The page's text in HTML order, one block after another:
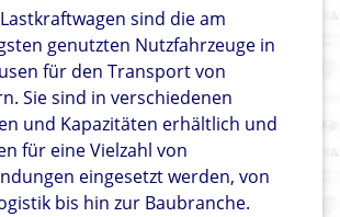
Lastkraftwagen sind die am
genutzten Nutzfahrzeuge in
für den Transport von
Sie sind in verschiedenen
und Kapazitäten erhältlich und
für eine Vielzahl von
eingesetzt werden, von
bis hin zur Baubranche.